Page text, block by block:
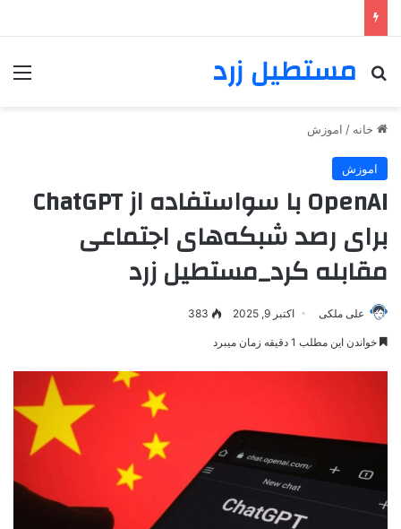
مستطیل زرد
خانه / اموزش
اموزش
OpenAI با سواستفاده از ChatGPT
برای رصد شبکه‌های اجتماعی
مقابله کرد_مستطیل زرد
علی ملکی اکتبر 9, 2025 383
خواندن این مطلب 1 دقیقه زمان میبرد